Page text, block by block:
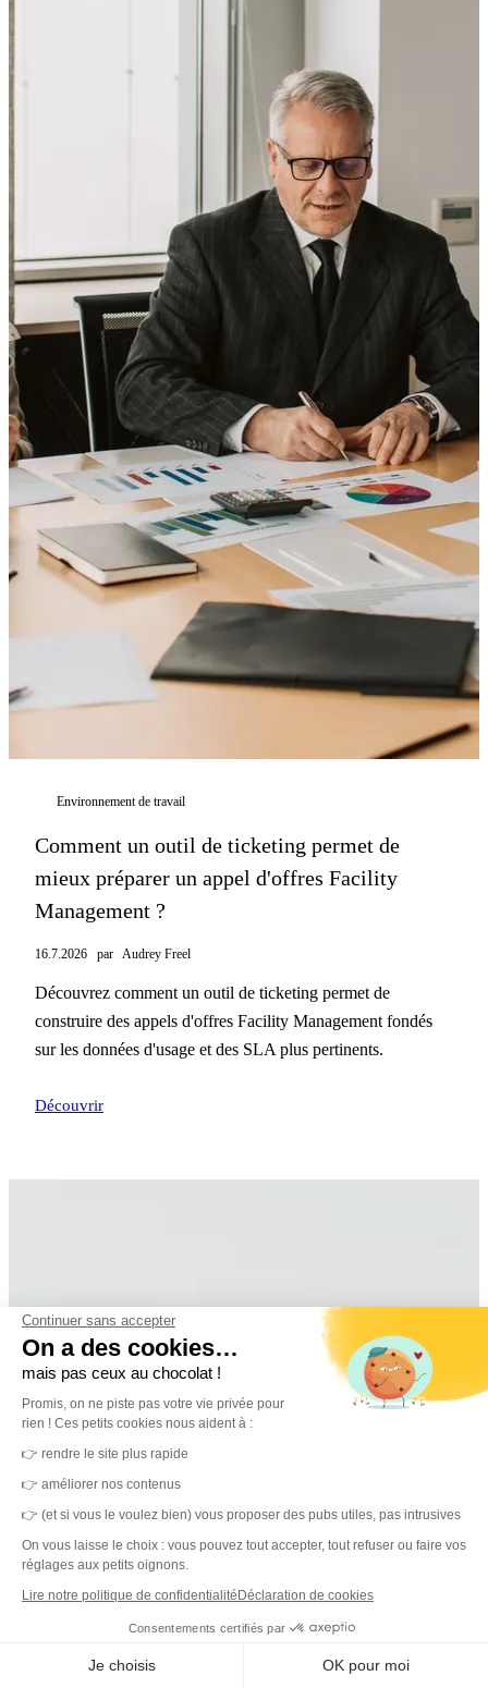
Environnement de travail
Comment un outil de ticketing permet de
mieux préparer un appel d'offres Facility
Management ?
16.7.2026 par Audrey Freel
Découvrez comment un outil de ticketing permet de
construire des appels d'offres Facility Management fondés
sur les données d'usage et des SLA plus pertinents.
Découvrir
Continuer sans accepter
On a des cookies…
mais pas ceux au chocolat !
Promis, on ne piste pas votre vie privée pour
rien ! Ces petits cookies nous aident à :
👉 rendre le site plus rapide
👉 améliorer nos contenus
👉 (et si vous le voulez bien) vous proposer des pubs utiles, pas intrusives
On vous laisse le choix : vous pouvez tout accepter, tout refuser ou faire vos
réglages aux petits oignons.
Lire notre politique de confidentialité Déclaration de cookies
Consentements certifiés par
Je choisis OK pour moi